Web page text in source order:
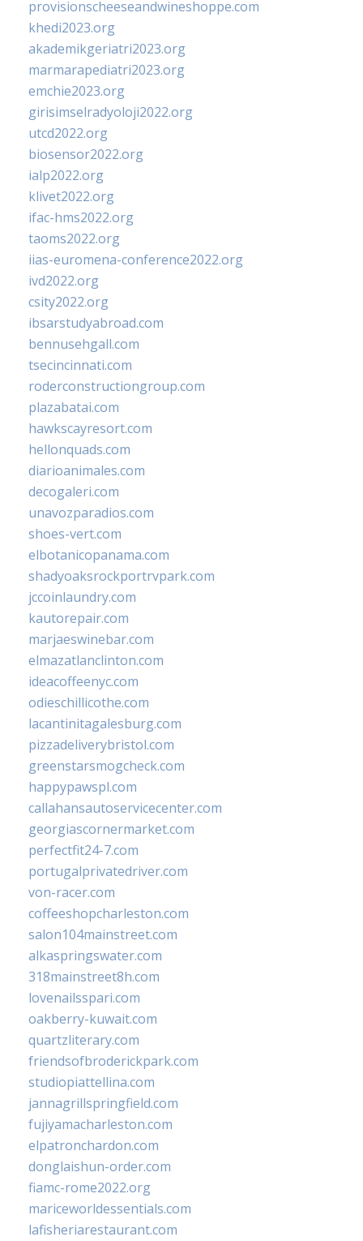
provisionscheeseandwineshoppe.com
khedi2023.org
akademikgeriatri2023.org
marmarapediatri2023.org
emchie2023.org
girisimselradyoloji2022.org
utcd2022.org
biosensor2022.org
ialp2022.org
klivet2022.org
ifac-hms2022.org
taoms2022.org
iias-euromena-conference2022.org
ivd2022.org
csity2022.org
ibsarstudyabroad.com
bennusehgall.com
tsecincinnati.com
roderconstructiongroup.com
plazabatai.com
hawkscayresort.com
hellonquads.com
diarioanimales.com
decogaleri.com
unavozparadios.com
shoes-vert.com
elbotanicopanama.com
shadyoaksrockportrvpark.com
jccoinlaundry.com
kautorepair.com
marjaeswinebar.com
elmazatlanclinton.com
ideacoffeenyc.com
odieschillicothe.com
lacantinitagalesburg.com
pizzadeliverybristol.com
greenstarsmogcheck.com
happypawspl.com
callahansautoservicecenter.com
georgiascornermarket.com
perfectfit24-7.com
portugalprivatedriver.com
von-racer.com
coffeeshopcharleston.com
salon104mainstreet.com
alkaspringswater.com
318mainstreet8h.com
lovenailsspari.com
oakberry-kuwait.com
quartzliterary.com
friendsofbroderickpark.com
studiopiattellina.com
jannagrillspringfield.com
fujiyamacharleston.com
elpatronchardon.com
donglaishun-order.com
fiamc-rome2022.org
mariceworldessentials.com
lafisheriarestaurant.com